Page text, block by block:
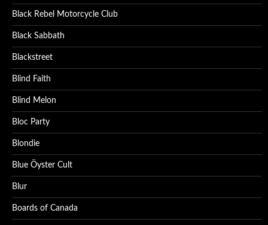
Black Rebel Motorcycle Club
Black Sabbath
Blackstreet
Blind Faith
Blind Melon
Bloc Party
Blondie
Blue Öyster Cult
Blur
Boards of Canada